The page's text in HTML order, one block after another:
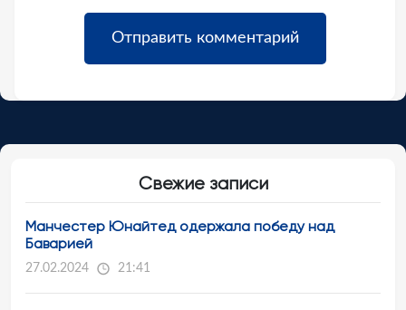
Свежие записи
Манчестер Юнайтед одержала победу над
Баварией
27.02.2024 21:41